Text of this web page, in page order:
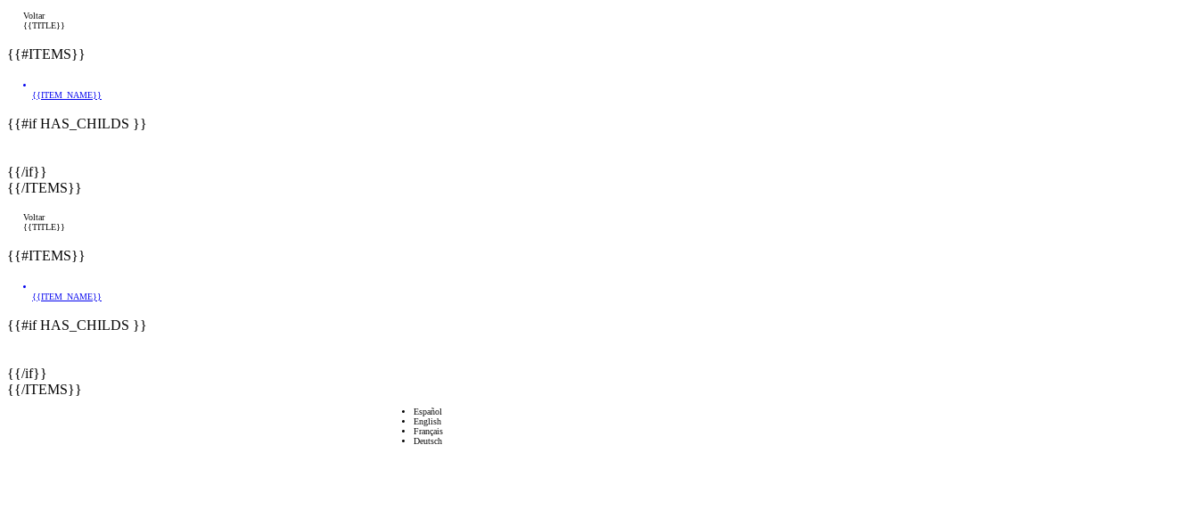
Voltar
{{TITLE}}
{{#ITEMS}}
{{ITEM_NAME}}
{{#if HAS_CHILDS }}
{{/if}}
{{/ITEMS}}
Voltar
{{TITLE}}
{{#ITEMS}}
{{ITEM_NAME}}
{{#if HAS_CHILDS }}
{{/if}}
{{/ITEMS}}
Español
English
Français
Deutsch